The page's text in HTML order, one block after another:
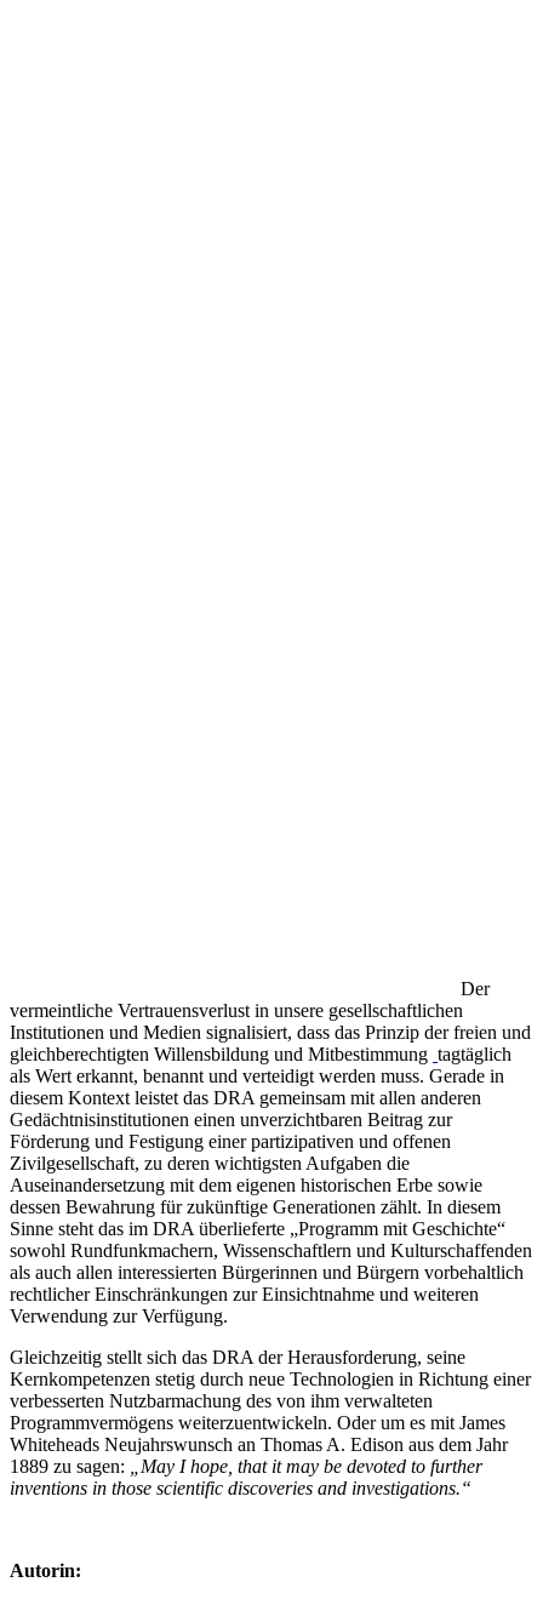
Der
vermeintliche Vertrauensverlust in unsere gesellschaftlichen
Institutionen und Medien signalisiert, dass das Prinzip der freien und
gleichberechtigten Willensbildung und Mitbestimmung tagtäglich
als Wert erkannt, benannt und verteidigt werden muss. Gerade in
diesem Kontext leistet das DRA gemeinsam mit allen anderen
Gedächtnisinstitutionen einen unverzichtbaren Beitrag zur
Förderung und Festigung einer partizipativen und offenen
Zivilgesellschaft, zu deren wichtigsten Aufgaben die
Auseinandersetzung mit dem eigenen historischen Erbe sowie
dessen Bewahrung für zukünftige Generationen zählt. In diesem
Sinne steht das im DRA überlieferte „Programm mit Geschichte“
sowohl Rundfunkmachern, Wissenschaftlern und Kulturschaffenden
als auch allen interessierten Bürgerinnen und Bürgern vorbehaltlich
rechtlicher Einschränkungen zur Einsichtnahme und weiteren
Verwendung zur Verfügung.
Gleichzeitig stellt sich das DRA der Herausforderung, seine
Kernkompetenzen stetig durch neue Technologien in Richtung einer
verbesserten Nutzbarmachung des von ihm verwalteten
Programmvermögens weiterzuentwickeln. Oder um es mit James
Whiteheads Neujahrswunsch an Thomas A. Edison aus dem Jahr
1889 zu sagen:
„May I hope, that it may be devoted to further
inventions in those scientific discoveries and investigations.“
Autorin: